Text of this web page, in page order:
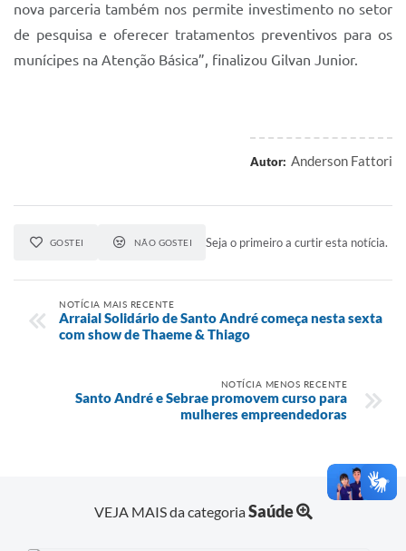
nova parceria também nos permite investimento no setor
de pesquisa e oferecer tratamentos preventivos para os
munícipes na Atenção Básica”, finalizou Gilvan Junior.
Autor: Anderson Fattori
GOSTEI NÃO GOSTEI Seja o primeiro a curtir esta notícia.
NOTÍCIA MAIS RECENTE
Arraial Solidário de Santo André começa nesta sexta
com show de Thaeme & Thiago
NOTÍCIA MENOS RECENTE
Santo André e Sebrae promovem curso para
mulheres empreendedoras
VEJA MAIS da categoriaSaúde